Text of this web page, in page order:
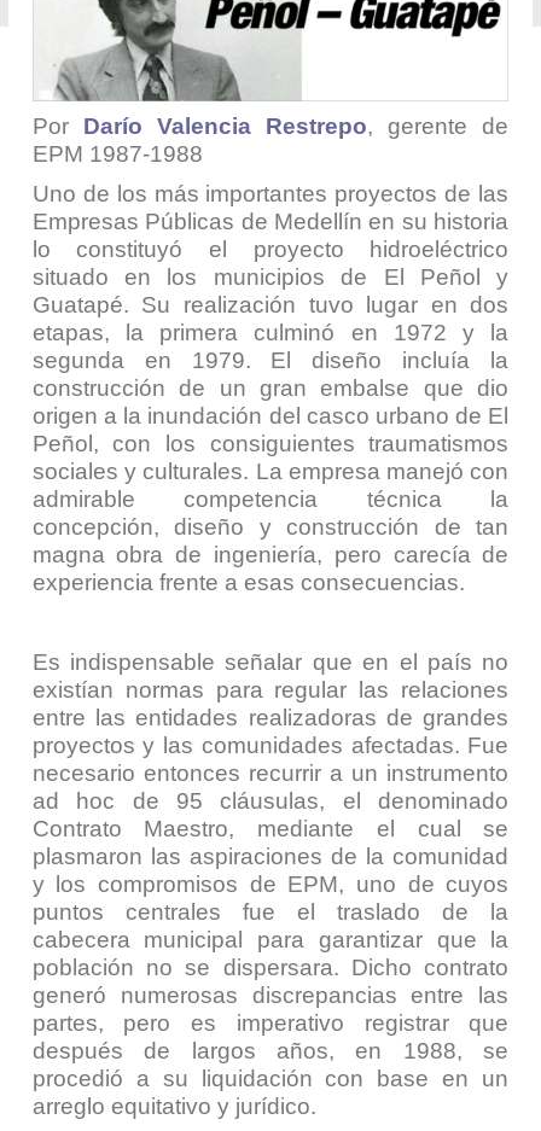
Por Darío Valencia Restrepo, gerente de
EPM 1987-1988
Uno de los más importantes proyectos de las
Empresas Públicas de Medellín en su historia
lo constituyó el proyecto hidroeléctrico
situado en los municipios de El Peñol y
Guatapé. Su realización tuvo lugar en dos
etapas, la primera culminó en 1972 y la
segunda en 1979. El diseño incluía la
construcción de un gran embalse que dio
origen a la inundación del casco urbano de El
Peñol, con los consiguientes traumatismos
sociales y culturales. La empresa manejó con
admirable competencia técnica la
concepción, diseño y construcción de tan
magna obra de ingeniería, pero carecía de
experiencia frente a esas consecuencias.
Es indispensable señalar que en el país no
existían normas para regular las relaciones
entre las entidades realizadoras de grandes
proyectos y las comunidades afectadas. Fue
necesario entonces recurrir a un instrumento
ad hoc de 95 cláusulas, el denominado
Contrato Maestro, mediante el cual se
plasmaron las aspiraciones de la comunidad
y los compromisos de EPM, uno de cuyos
puntos centrales fue el traslado de la
cabecera municipal para garantizar que la
población no se dispersara. Dicho contrato
generó numerosas discrepancias entre las
partes, pero es imperativo registrar que
después de largos años, en 1988, se
procedió a su liquidación con base en un
arreglo equitativo y jurídico.